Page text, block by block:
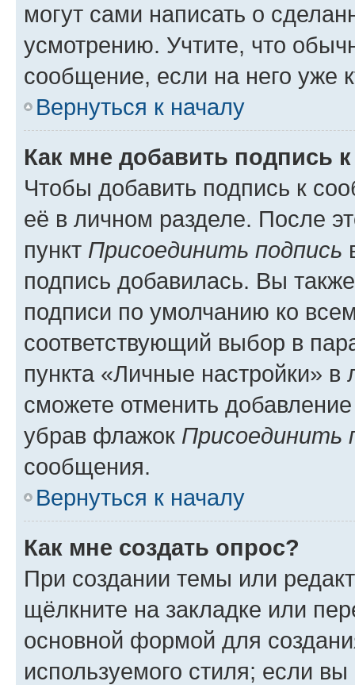
могут сами написать о
усмотрению. Учтите, что
сообщение, если на него уже
Вернуться к началу
Как мне добавить подпись
Чтобы добавить подпись к
её в личном разделе. После
пункт Присоединить подпись
подпись добавилась. Вы
подписи по умолчанию ко
соответствующий выбор в
пункта «Личные настройки»
сможете отменить
убрав флажок Присоединить
сообщения.
Вернуться к началу
Как мне создать опрос?
При создании темы или
щёлкните на закладке или
основной формой для
используемого стиля; если